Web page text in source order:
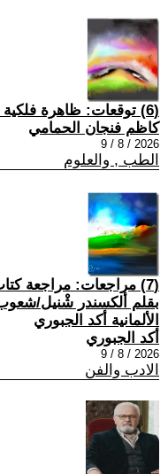
(6) توقعات: ظاهرة فلكية نادرة
كاظم فنجان الحمامي
2026 / 8 / 9
الطب , والعلوم
(7) مراجعات: مراجعة
بقلم ألكسندر شْنيل/
الألمانية أكد الجبوري
أكد الجبوري
2026 / 8 / 9
الادب والفن